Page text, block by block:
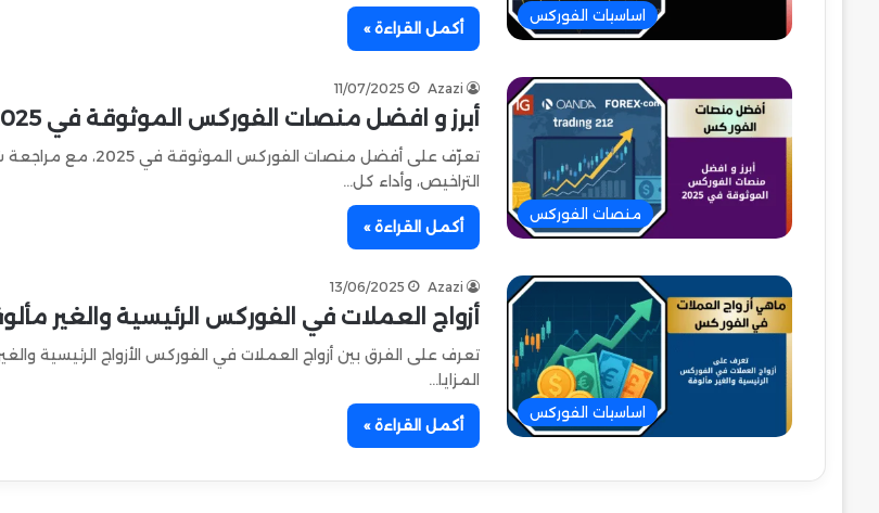
اساسيات الفوركس
أكمل القراءة »
منصات الفوركس
Azazi
11/07/2025
أبرز و افضل منصات الفوركس الموثوقة في 2025
تعرّف على أفضل منصات الفوركس
التراخيص، وأداء كل…
أكمل القراءة »
اساسيات الفوركس
Azazi
13/06/2025
أزواج العملات في الفوركس الرئيسية والغير
تعرف على الفرق بين أزواج العملات في الفوركس الأزواج الرئيسية
المزايا…
أكمل القراءة »